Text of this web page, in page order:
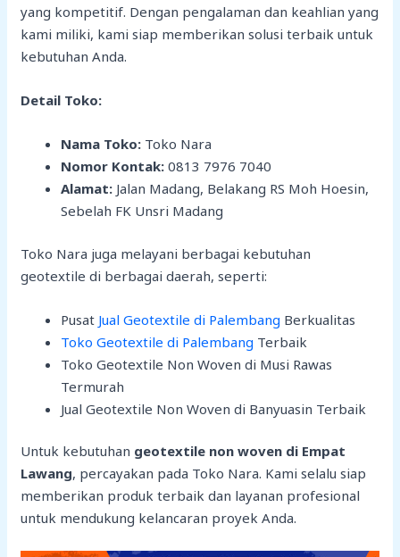
yang kompetitif. Dengan pengalaman dan keahlian yang
kami miliki, kami siap memberikan solusi terbaik untuk
kebutuhan Anda.
Detail Toko:
Nama Toko: Toko Nara
Nomor Kontak: 0813 7976 7040
Alamat: Jalan Madang, Belakang RS Moh Hoesin,
Sebelah FK Unsri Madang
Toko Nara juga melayani berbagai kebutuhan
geotextile di berbagai daerah, seperti:
Pusat Jual Geotextile di Palembang Berkualitas
Toko Geotextile di Palembang Terbaik
Toko Geotextile Non Woven di Musi Rawas
Termurah
Jual Geotextile Non Woven di Banyuasin Terbaik
Untuk kebutuhan geotextile non woven di Empat
Lawang, percayakan pada Toko Nara. Kami selalu siap
memberikan produk terbaik dan layanan profesional
untuk mendukung kelancaran proyek Anda.